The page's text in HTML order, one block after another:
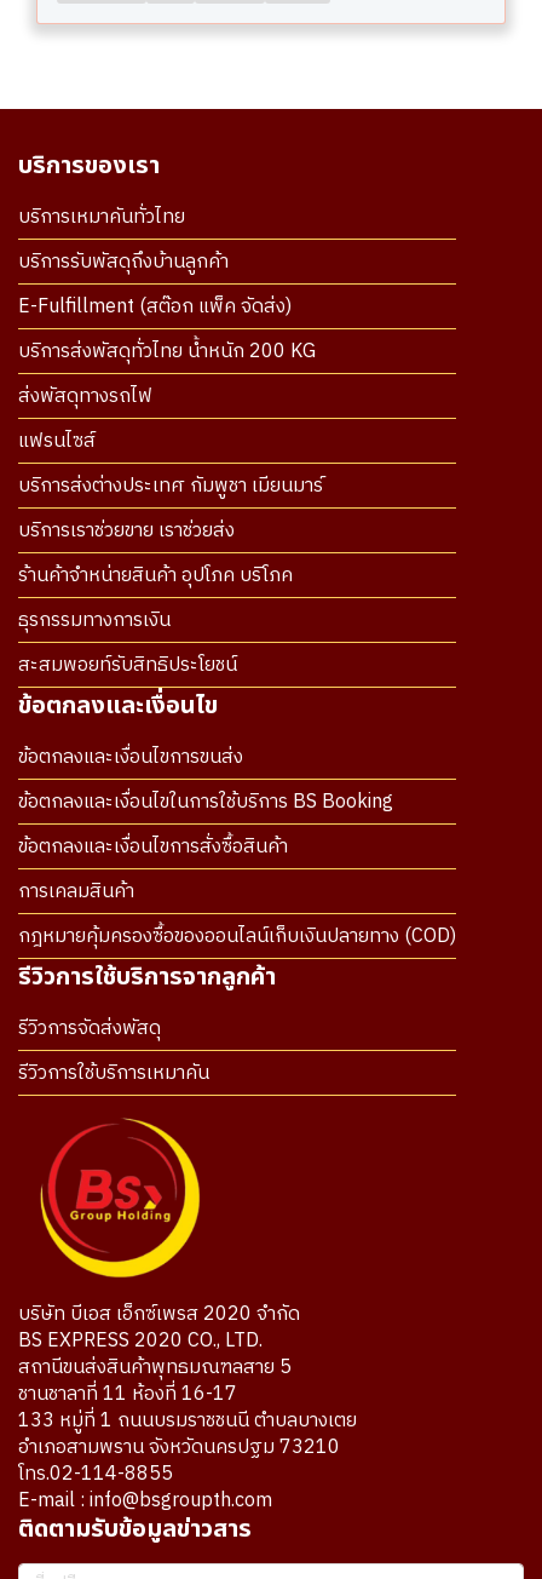
บริการของเรา
บริการเหมาคันทั่วไทย
บริการรับพัสดุถึงบ้านลูกค้า
E-Fulfillment (สต๊อก แพ็ค จัดส่ง)
บริการส่งพัสดุทั่วไทย น้ำหนัก 200 KG
ส่งพัสดุทางรถไฟ
แฟรนไซส์
บริการส่งต่างประเทศ กัมพูชา เมียนมาร์
บริการเราช่วยขาย เราช่วยส่ง
ร้านค้าจำหน่ายสินค้า อุปโภค บริโภค
ธุรกรรมทางการเงิน
สะสมพอยท์รับสิทธิประโยชน์
ข้อตกลงและเงื่อนไข
ข้อตกลงและเงื่อนไขการขนส่ง
ข้อตกลงและเงื่อนไขในการใช้บริการ BS Booking
ข้อตกลงและเงื่อนไขการสั่งซื้อสินค้า
การเคลมสินค้า
กฎหมายคุ้มครองซื้อของออนไลน์เก็บเงินปลายทาง (COD)
รีวิวการใช้บริการจากลูกค้า
รีวิวการจัดส่งพัสดุ
รีวิวการใช้บริการเหมาคัน
บริษัท บีเอส เอ็กซ์เพรส 2020 จำกัด
BS EXPRESS 2020 CO., LTD.
สถานีขนส่งสินค้าพุทธมณฑลสาย 5
ชานชาลาที่ 11 ห้องที่ 16-17
133 หมู่ที่ 1 ถนนบรมราชชนนี ตำบลบางเตย
อำเภอสามพราน จังหวัดนครปฐม 73210
โทร.02-114-8855
E-mail : info@bsgroupth.com
ติดตามรับข้อมูลข่าวสาร